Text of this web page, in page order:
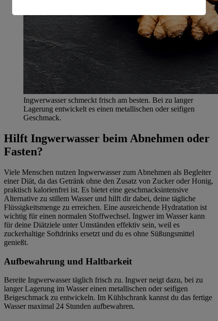
Ingwerwasser schmeckt frisch am besten. Bei zu langer
Lagerung entwickelt es einen metallischen oder seifigen
Geschmack.
Hilft Ingwerwasser beim Abnehmen oder
Fasten?
Viele Menschen nutzen Ingwerwasser zum Abnehmen als Begleiter
einer Diät, da das Getränk ohne den Zusatz von Zucker oder Honig,
praktisch kalorienfrei ist. Es bietet eine geschmacksintensive
Alternative zu stillem Wasser und hilft dir dabei, deine tägliche
Flüssigkeitsmenge zu erreichen. Eine ausreichende Hydratation ist
wichtig für einen normalen Stoffwechsel. Ingwer im Wasser kann
für deine Diätziele unter Umständen effektiv sein, weil es
zuckerhaltige Softdrinks ersetzt und du es ohne Süßungsmittel
genießt.
Aufbewahrung und Haltbarkeit
Bereite Ingwerwasser täglich frisch zu. Ingwer neigt dazu, bei zu
langer Lagerung im Wasser einen metallischen oder seifigen
Beigeschmack zu entwickeln. Im Kühlschrank kannst du das fertige
Wasser maximal 24 Stunden aufbewahren.
Informationen zum Herausgeber der Seite findest du
imImpressum